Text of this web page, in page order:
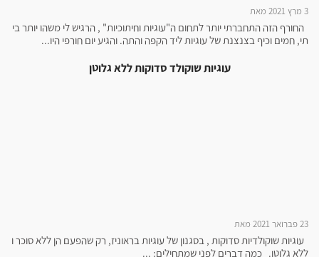
3 מרץ 2021 מאת
החורף הזה התחברתי יותר לתחום ה"עוגיות וחיתוכיות" , הרגיש לי משהו יותר בי
תי, חמים וכיף בצנצנת של עוגיות ליד הקפה והתה. והגיע יום חורפי היו...
עוגיות שוקולד סדוקות ללא גלוטן
23 פברואר 2021 מאת
עוגיות שוקולדיות סדוקות , בסגנון של עוגיות בראוניז, רק שהפעם הן ללא סוכר ו
ללא גלוטן. כמה דברים לפני שמתחילים: ...